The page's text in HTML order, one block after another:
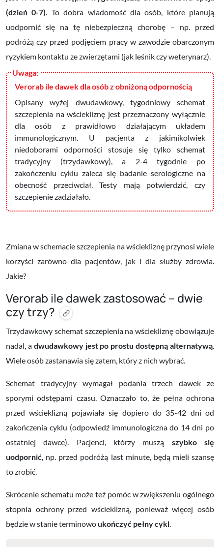
(dzień 0-7). To dobra wiadomość dla osób, które planują
uodpornić się na tę niebezpieczną chorobę – np. przed
podróżą czy przed podjęciem pracy w zawodzie obarczonym
ryzykiem kontaktu ze zwierzętami (jak leśnik czy weterynarz).
Verorab ile dawek dla osób z obniżoną odpornością
Opisany wyżej dwudawkowy, tygodniowy schemat
szczepienia na wściekliznę jest przeznaczony wyłącznie
dla osób z prawidłowo działającym układem
immunologicznym. U pacjenta z jakimikolwiek
niedoborami odporności stosuje się tylko schemat
tradycyjny (trzydawkowy), a 2-4 tygodnie po
zakończeniu cyklu zaleca się badanie serologiczne na
obecność przeciwciał. Testy mają potwierdzić, czy
szczepienie zadziałało.
Zmiana w schemacie szczepienia na wściekliznę przynosi wiele
korzyści zarówno dla pacjentów, jak i dla służby zdrowia.
Jakie?
Verorab ile dawek zastosować – dwie
czy trzy?
Trzydawkowy schemat szczepienia na wściekliznę obowiązuje
nadal, a dwudawkowy jest po prostu dostępną alternatywą.
Wiele osób zastanawia się zatem, który z nich wybrać.
Schemat tradycyjny wymagał podania trzech dawek ze
sporymi odstępami czasu. Oznaczało to, że pełna ochrona
przed wścieklizną pojawiała się dopiero do 35-42 dni od
zakończenia cyklu (odpowiedź immunologiczna do 14 dni po
ostatniej dawce). Pacjenci, którzy muszą szybko się
uodpornić, np. przed podróżą last minute, będą mieli szansę
to zrobić.
Skrócenie schematu może też pomóc w zwiększeniu ogólnego
stopnia ochrony przed wścieklizną, ponieważ więcej osób
będzie w stanie terminowoukończyć pełny cykl.